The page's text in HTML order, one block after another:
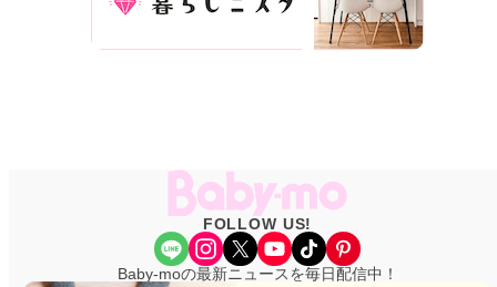
FOLLOW US!
Share Icon Instagram X YouTube TikTok Pinterest
Baby-moの最新ニュースを毎日配信中！